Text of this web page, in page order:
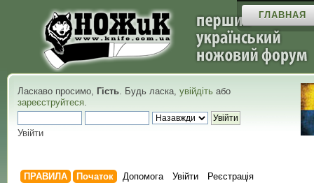
ГЛАВНАЯ
Ласкаво просимо, Гість. Будь ласка, увійдіть або
зареєструйтеся.
Увійти
ПРАВИЛА Початок Допомога Увійти Реєстрація